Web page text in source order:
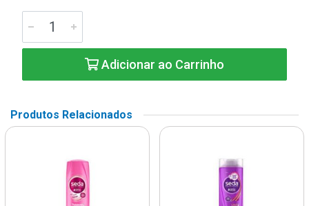
Adicionar ao Carrinho
Produtos Relacionados